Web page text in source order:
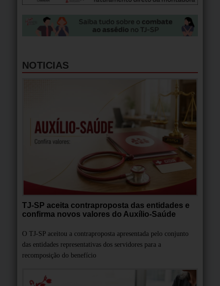
NOTICIAS
TJ-SP aceita contraproposta das entidades e
confirma novos valores do Auxílio-Saúde
O TJ-SP aceitou a contraproposta apresentada pelo conjunto
das entidades representativas dos servidores para a
recomposição do benefício